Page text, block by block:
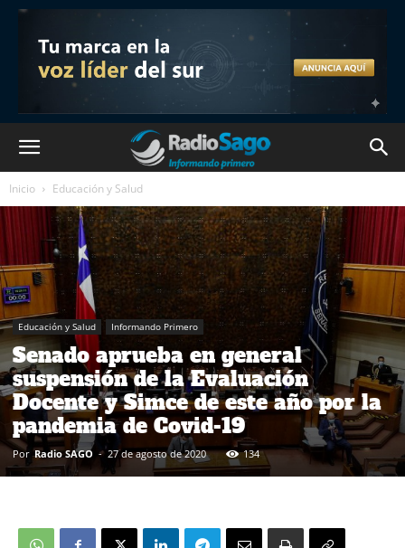
Inicio Educación y Salud
Educación y Salud Informando Primero
Senado aprueba en general
suspensión de la Evaluación
Docente y Simce de este año por la
pandemia de Covid-19
Por Radio SAGO - 27 de agosto de 2020 134